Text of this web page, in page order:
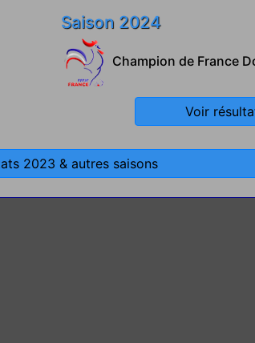
Saison 2024
Champion de France
Voir
2023 & autres saisons